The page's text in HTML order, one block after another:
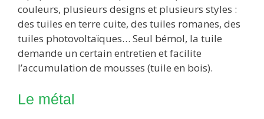
couleurs, plusieurs designs et plusieurs styles :
des tuiles en terre cuite, des tuiles romanes, des
tuiles photovoltaïques… Seul bémol, la tuile
demande un certain entretien et facilite
l’accumulation de mousses (tuile en bois).
Le métal